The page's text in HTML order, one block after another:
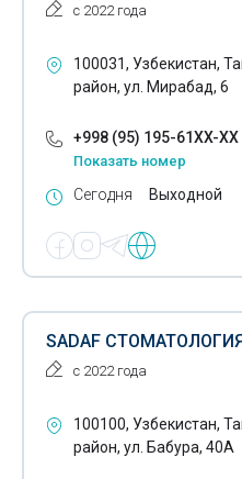
с 2022 года
100031, Узбекистан,
район, ул. Мирабад, 6
+998 (95) 195-61XX-XX
Показать номер
Сегодня Выходной
SADAF СТОМАТОЛОГИЯ
с 2022 года
100100, Узбекистан,
район, ул. Бабура, 40А